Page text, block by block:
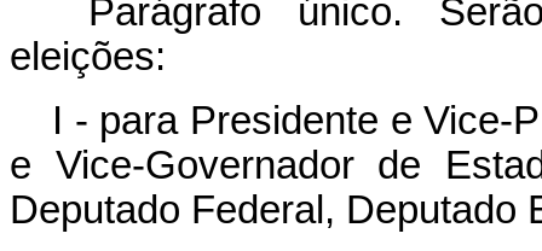
Parágrafo único.
eleições:
I - para Presidente e Vice-
e Vice-Governador de
Deputado Federal, Deputado